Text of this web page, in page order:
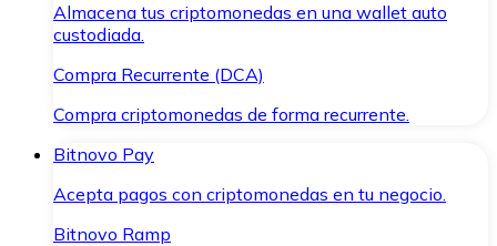
Almacena tus criptomonedas en una wallet auto
custodiada.
Compra Recurrente (DCA)
Compra criptomonedas de forma recurrente.
Bitnovo Pay
Acepta pagos con criptomonedas en tu negocio.
Bitnovo Ramp